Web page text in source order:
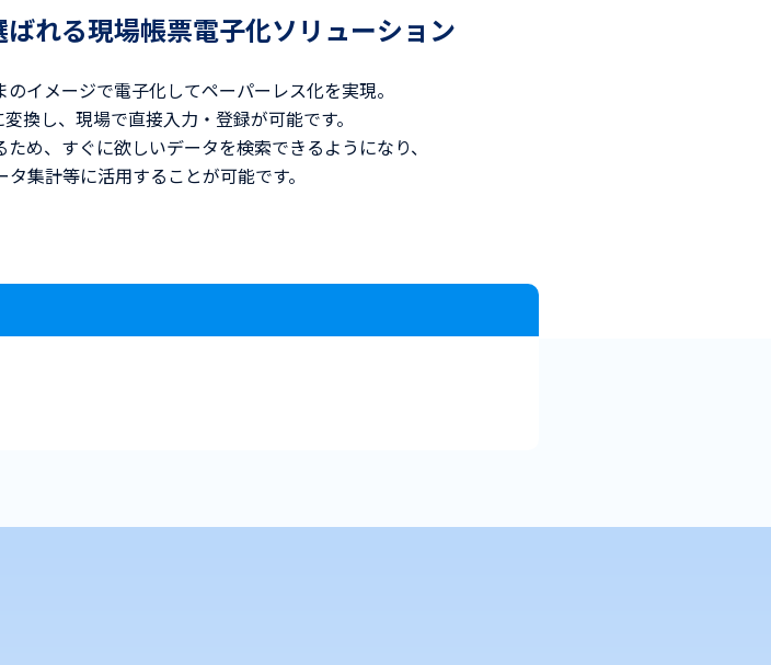
ばれる現場帳票電子化ソリューション
イメージで電子化してペーパーレス化を実現。
換し、現場で直接入力・登録が可能です。
め、すぐに欲しいデータを検索できるようになり、
集計等に活用することが可能です。